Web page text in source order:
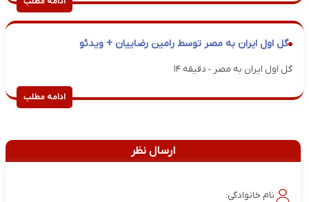
گل اول ایران به مصر توسط رامین رضاییان + ویدئو
گل اول ایران به مصر - دقیقه ۱۴
ادامه مطلب
ارسال نظر
نام خانوادگی: